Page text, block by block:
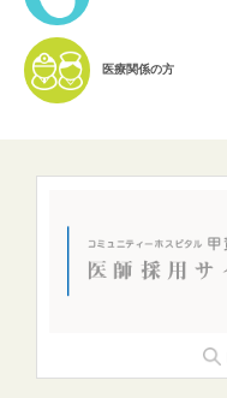
医療関係の方